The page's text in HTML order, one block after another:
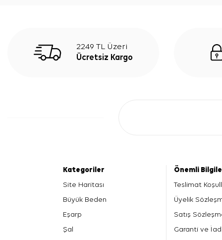
2249 TL Üzeri
Ücretsiz Kargo
Kategoriler
Site Haritası
Büyük Beden
Eşarp
Şal
Önemli
Teslimat
Üyelik
Satış
Garanti ve